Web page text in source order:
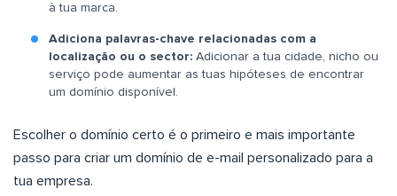
à tua marca.
Adiciona palavras-chave relacionadas com a
localização ou o sector: Adicionar a tua cidade, nicho ou
serviço pode aumentar as tuas hipóteses de encontrar
um domínio disponível.
Escolher o domínio certo é o primeiro e mais importante
passo para criar um domínio de e-mail personalizado para a
tua empresa.